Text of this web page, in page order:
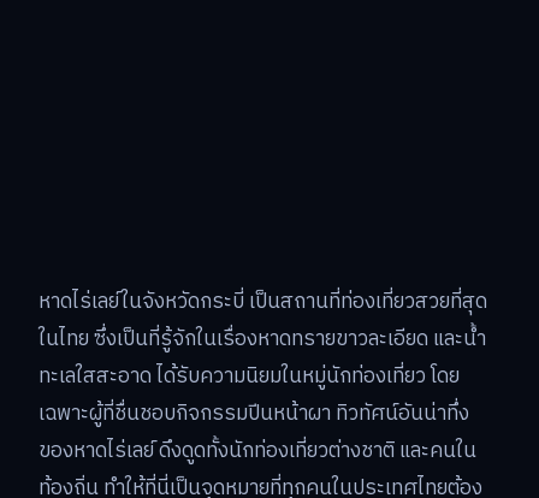
หาดไร่เลย์ในจังหวัดกระบี่ เป็นสถานที่ท่องเที่ยวสวยที่สุด
ในไทย ซึ่งเป็นที่รู้จักในเรื่องหาดทรายขาวละเอียด และน้ำ
ทะเลใสสะอาด ได้รับความนิยมในหมู่นักท่องเที่ยว โดย
เฉพาะผู้ที่ชื่นชอบกิจกรรมปีนหน้าผา ทิวทัศน์อันน่าทึ่ง
ของหาดไร่เลย์ ดึงดูดทั้งนักท่องเที่ยวต่างชาติ และคนใน
ท้องถิ่น ทำให้ที่นี่เป็นจุดหมายที่ทุกคนในประเทศไทยต้อง